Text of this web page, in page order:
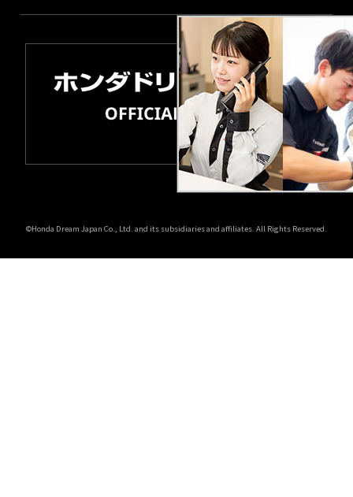
©Honda Dream Japan Co., Ltd. and its subsidiaries and affiliates. All Rights Reserved.